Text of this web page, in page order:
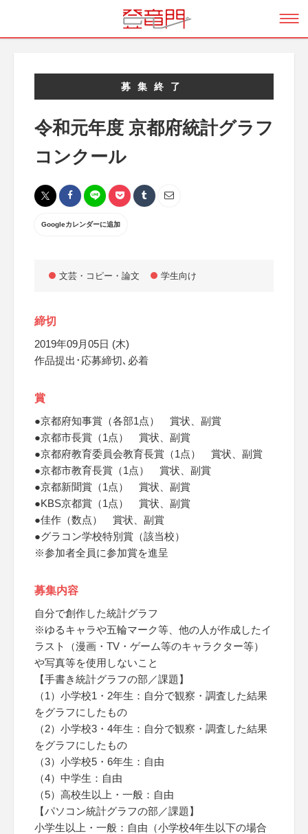
募集終了
令和元年度 京都府統計グラフ
コンクール
Googleカレンダーに追加
文芸・コピー・論文 学生向け
締切
2019年09月05日 (木)
作品提出･応募締切､必着
賞
●京都府知事賞（各部1点） 賞状、副賞
●京都市長賞（1点） 賞状、副賞
●京都府教育委員会教育長賞（1点） 賞状、副賞
●京都市教育長賞（1点） 賞状、副賞
●京都新聞賞（1点） 賞状、副賞
●KBS京都賞（1点） 賞状、副賞
●佳作（数点） 賞状、副賞
●グラコン学校特別賞（該当校）
※参加者全員に参加賞を進呈
募集内容
自分で創作した統計グラフ
※ゆるキャラや五輪マーク等、他の人が作成したイ
ラスト（漫画・TV・ゲーム等のキャラクター等）
や写真等を使用しないこと
【手書き統計グラフの部／課題】
（1）小学校1・2年生：自分で観察・調査した結果
をグラフにしたもの
（2）小学校3・4年生：自分で観察・調査した結果
をグラフにしたもの
（3）小学校5・6年生：自由
（4）中学生：自由
（5）高校生以上・一般：自由
【パソコン統計グラフの部／課題】
小学生以上・一般：自由（小学校4年生以下の場合